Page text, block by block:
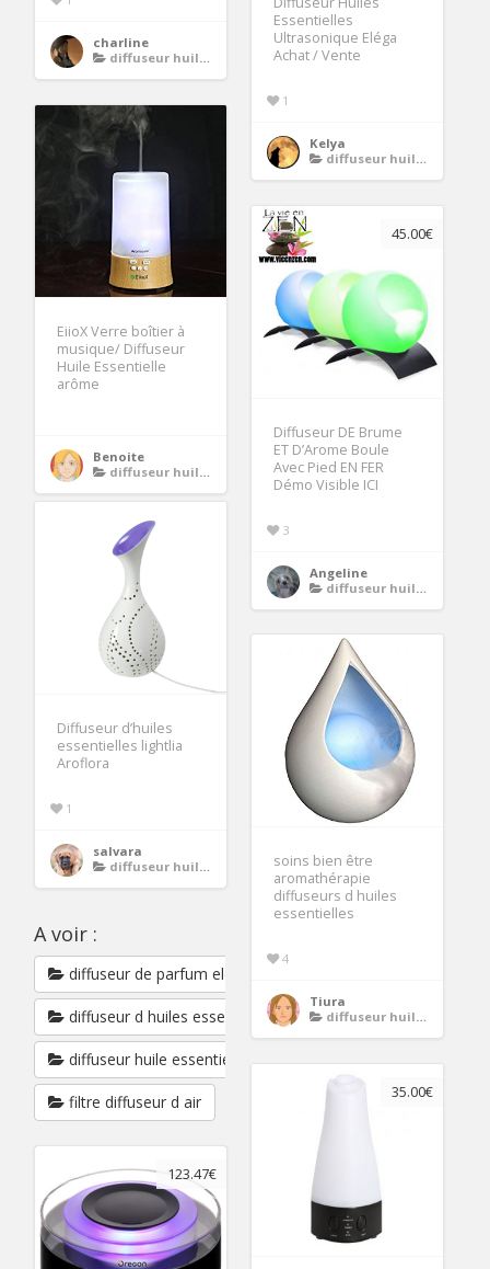
charline
diffuseur huiles essentielles
Essentielles
Ultrasonique Eléga
Achat / Vente
1
Kelya
diffuseur huiles essentielles
EiioX Verre boîtier à
musique/ Diffuseur
Huile Essentielle
arôme
Benoite
diffuseur huiles essentielles
45.00€
Diffuseur DE Brume
ET D’Arome Boule
Avec Pied EN FER
Démo Visible ICI
3
Angeline
diffuseur huiles essentielles
Diffuseur d’huiles
essentielles lightlia
Aroflora
1
salvara
diffuseur huiles essentielles
soins bien être
aromathérapie
diffuseurs d huiles
essentielles
4
Tiura
diffuseur huiles essentielles
A voir :
diffuseur de parfum electrique
diffuseur d huiles essentielles
diffuseur huile essentielle
filtre diffuseur d air 35.00€
123.47€